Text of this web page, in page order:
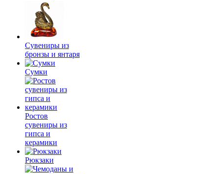
Сувениры из
бронзы и янтаря
Сумки
Ростов
сувениры из
гипса и
керамики
Рюкзаки